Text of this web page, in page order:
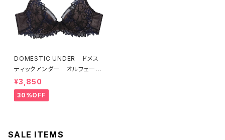
DOMESTIC UNDER ドメス
ティックアンダー オルフェーヴ
ル ブラジャー（ブラック）D225
4 送料無料
¥3,850
30%OFF
SALE ITEMS